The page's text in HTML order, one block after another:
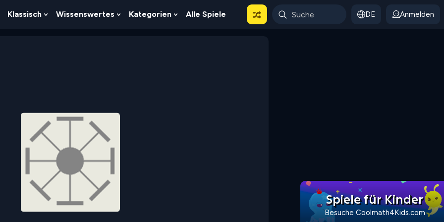
Show
Klassisch
Show
Wissenswertes
Show
Kategorien
Show
Alle Spiele DE Anmelden
Spiele für Kinder
Besuche Coolmath4Kids.com